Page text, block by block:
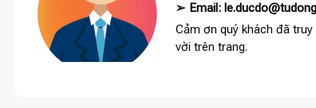
➢ Email:
Cảm ơn quý khách đã
vời trên trang.